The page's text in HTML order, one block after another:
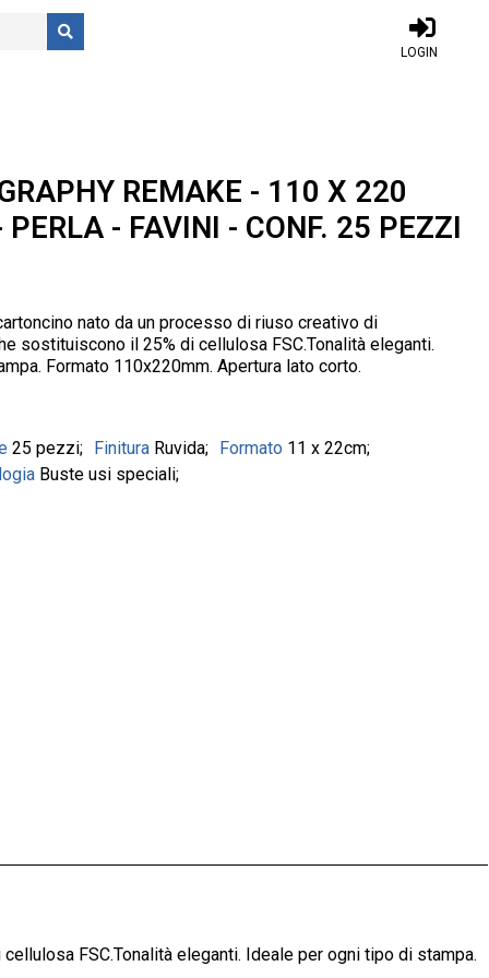
LOGIN
REMAKE - 110 X 220
- FAVINI - CONF. 25 PEZZI
nato da un processo di riuso creativo di
sostituiscono il 25% di cellulosa FSC.Tonalità eleganti.
Formato 110x220mm. Apertura lato corto.
25 pezzi Finitura Ruvida Formato 11 x 22cm
Buste usi speciali
FSC.Tonalità eleganti. Ideale per ogni tipo di stampa.